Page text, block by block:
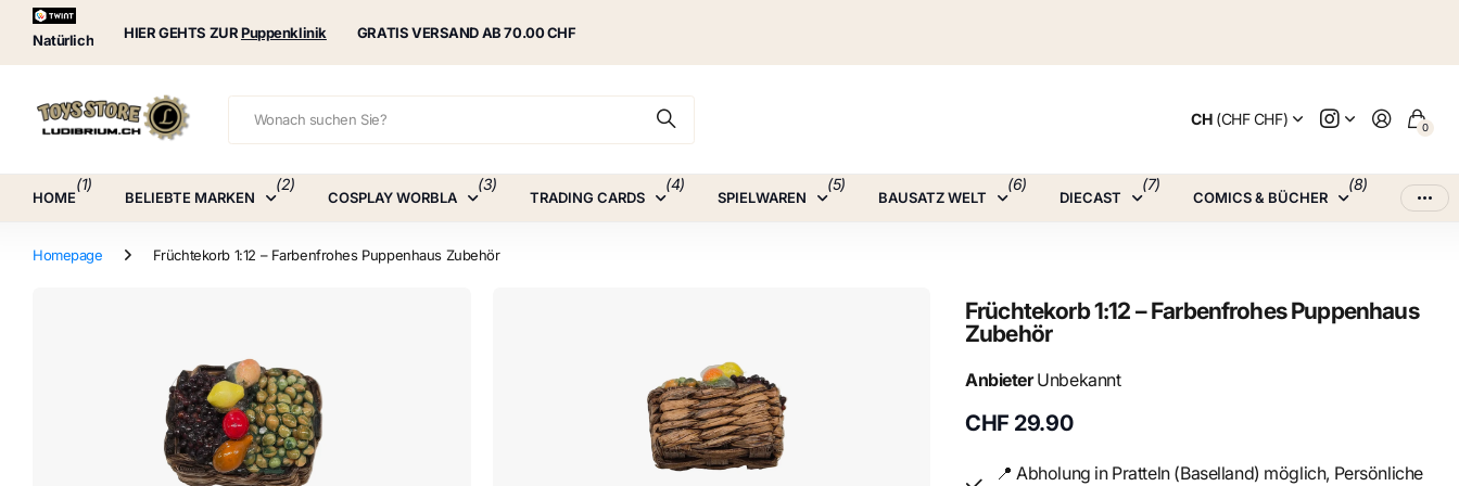
Natürlich HIER GEHTS ZURPuppenklinik
Puppenklinik GRATIS VERSAND AB 70.00 CHF
CH(CHF CHF) 0
HOME
(1)
BELIEBTE MARKEN
(2)
COSPLAY WORBLA
(3)
TRADING CARDS
(4)
SPIELWAREN
(5)
BAUSATZ WELT
(6)
DIECAST
(7)
COMICS & BÜCHER
(8)
Homepage Früchtekorb 1:12 – Farbenfrohes Puppenhaus Zubehör
Früchtekorb 1:12 – Farbenfrohes Puppenhaus
Zubehör
AnbieterUnbekannt
CHF 29.90
📍 Abholung in Pratteln (Baselland) möglich, Persönliche